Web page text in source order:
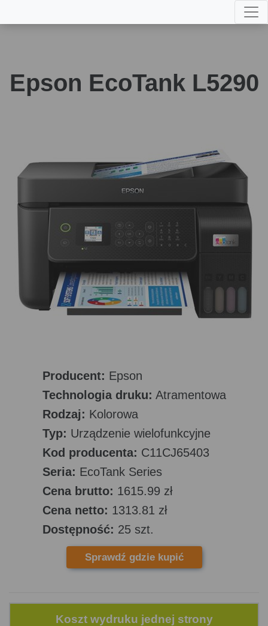
Epson EcoTank L5290
Producent: Epson
Technologia druku: Atramentowa
Rodzaj: Kolorowa
Typ: Urządzenie wielofunkcyjne
Kod producenta: C11CJ65403
Seria: EcoTank Series
Cena brutto: 1615.99 zł
Cena netto: 1313.81 zł
Dostępność: 25 szt.
Sprawdź gdzie kupić
Koszt wydruku jednej strony